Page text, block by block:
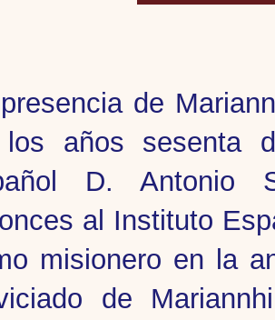
de
años sesenta
D. Antonio
al Instituto
misionero en la
de